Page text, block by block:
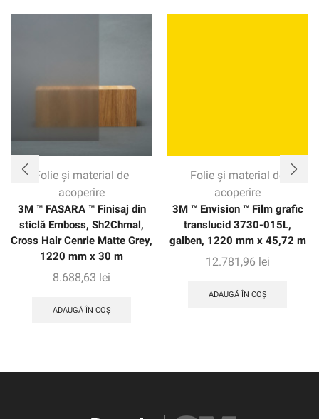
Folie și material de
acoperire
3M ™ FASARA ™ Finisaj din
sticlă Emboss, Sh2Chmal,
Cross Hair Cenrie Matte Grey,
1220 mm x 30 m
8.688,63 lei
ADAUGĂ ÎN COȘ
Folie și material de
acoperire
3M ™ Envision ™ Film grafic
translucid 3730-015L,
galben, 1220 mm x 45,72 m
12.781,96 lei
ADAUGĂ ÎN COȘ